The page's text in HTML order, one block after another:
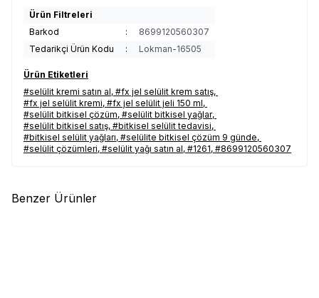
FxJel Selülit Kremi satışı, Hhs FxJel Selülit Kremi satan, Hhs FxJel Selülit Kremi satış yerleri, Hhs FxJel Selülit
KremiI satılan yerler, Hhs FxJel Selülit Kremi satan yerler, Hhs FxJel Selülit Kremi nerede satılır, Hhs FxJel
FxJel Selülit Kremi nasıl kullanılır, Hhs FxJel Selülit Kremi nerde, Hhs FxJel Selülit Kremi faydası, Hhs FxJel
Selülit Kremi ne işe yarar, Hhs FxJel Selülit Kremi ne kadar, Hhs FxJel Selülit Kremi fiyatı, Hhs FxJel Selülit
Kremi fiyatları, Hhs FxJel Selülit Kremi detayları, Hhs FxJel Selülit Kremi açıklamaları, Hhs FxJel Selülit Kremi
ürünü faydaları, Hhs FxJel Selülit Kremi ürünü kullanımı, Hhs FxJel Selülit Kremi ürünü faydaları ve kullanımı,
ürünü satılan yerler, Hhs FxJel Selülit Kremi ürünü satan yerler, Hhs FxJel Selülit Kremi ürünü nerede satılır,
Ürün Filtreleri
Barkod
:
8699120560307
Tedarikçi Ürün Kodu
: Lokman-16505
Ürün Etiketleri
#selülit kremi satın al, #fx jel selülit krem satış,
#fx jel selülit kremi, #fx jel selülit jeli 150 ml,
#selülit bitkisel çözüm, #selülit bitkisel yağlar,
#selülit bitkisel satış, #bitkisel selülit tedavisi,
#bitkisel selülit yağları, #selülite bitkisel çözüm 9 günde,
#selülit çözümleri, #selülit yağı satın al, #1261, #8699120560307
Benzer Ürünler